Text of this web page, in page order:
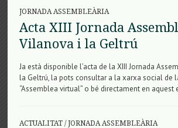
JORNADA ASSEMBLEÀRIA
Acta XIII Jornada
Vilanova i la Geltrú
Ja està disponible l’acta de la XIII Jornada
la Geltrú, la pots consultar a la xarxa social de
“Assemblea virtual” o bé directament en aquest
ACTUALITAT /JORNADA ASSEMBLEÀRIA